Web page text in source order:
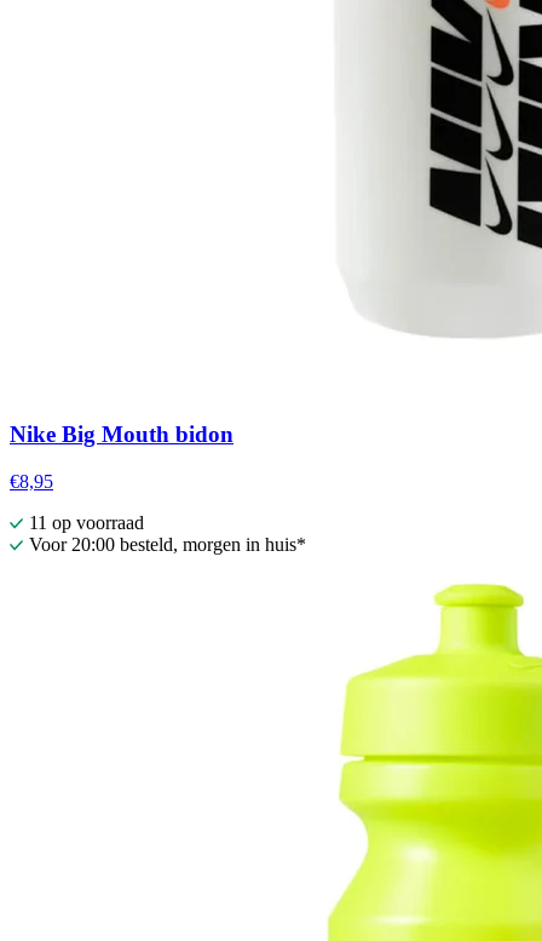
Nike Big Mouth bidon
€8,95
11 op voorraad
Voor 20:00 besteld, morgen in huis*